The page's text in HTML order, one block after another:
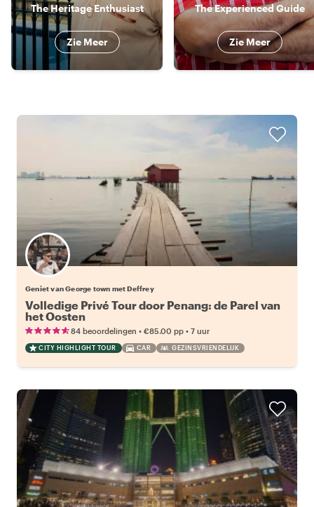
The Heritage Enthusiast
Zie Meer
The Experienced Guide
Zie Meer
Geniet van George town met Deffrey
Volledige Privé Tour door Penang: de Parel van
het Oosten
84 beoordelingen • €85.00 pp • 7 uur
CITY HIGHLIGHT TOUR CAR GEZINSVRIENDELIJK